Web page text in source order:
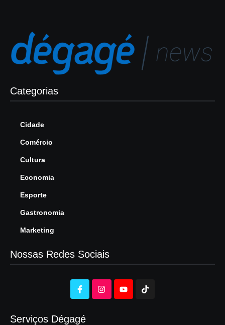
Categorias
Cidade
Comércio
Cultura
Economia
Esporte
Gastronomia
Marketing
Nossas Redes Sociais
Serviços Dégagé